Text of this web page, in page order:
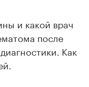
и какой врач
после
Как